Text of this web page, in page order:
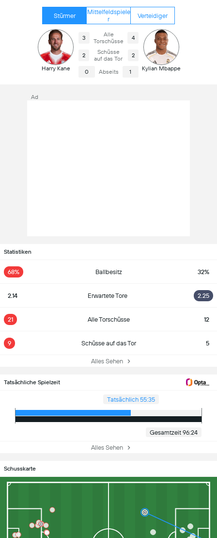
Stürmer
Mittelfeldspiele
r
Verteidiger
Harry Kane
3
Alle
Torschüsse
4
2
Schüsse
auf das Tor
2
0 Abseits 1 Kylian Mbappe
Statistiken
68% Ballbesitz 32%
2.14 Erwartete Tore 2.25
21 Alle Torschüsse 12
9 Schüsse auf das Tor 5
Alles Sehen
Tatsächliche Spielzeit
Tatsächlich 55:35
Gesamtzeit 96:24
Alles Sehen
Schusskarte
Ad